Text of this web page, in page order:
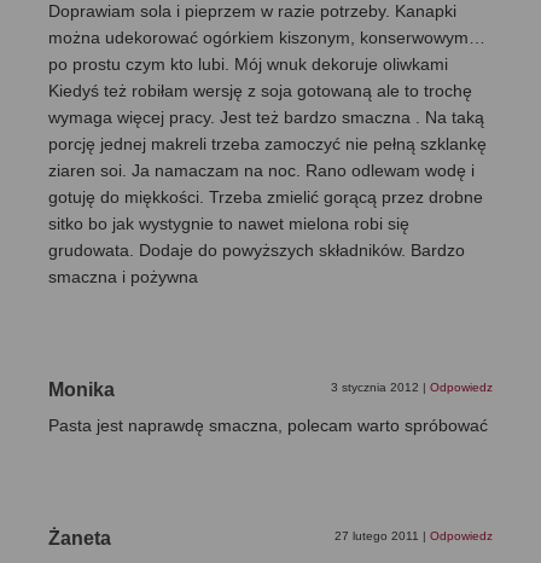
Doprawiam sola i pieprzem w razie potrzeby. Kanapki
można udekorować ogórkiem kiszonym, konserwowym…
po prostu czym kto lubi. Mój wnuk dekoruje oliwkami
Kiedyś też robiłam wersję z soja gotowaną ale to trochę
wymaga więcej pracy. Jest też bardzo smaczna . Na taką
porcję jednej makreli trzeba zamoczyć nie pełną szklankę
ziaren soi. Ja namaczam na noc. Rano odlewam wodę i
gotuję do miękkości. Trzeba zmielić gorącą przez drobne
sitko bo jak wystygnie to nawet mielona robi się
grudowata. Dodaje do powyższych składników. Bardzo
smaczna i pożywna
Monika 3 stycznia 2012 Odpowiedz
Pasta jest naprawdę smaczna, polecam warto spróbować
Żaneta 27 lutego 2011 Odpowiedz